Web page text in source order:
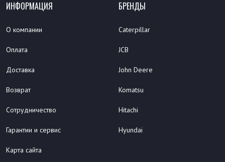
ИНФОРМАЦИЯ
О компании
Оплата
Доставка
Возврат
Сотрудничество
Гарантии и сервис
Карта сайта
БРЕНДЫ
Caterpillar
JCB
John Deere
Komatsu
Hitachi
Hyundai